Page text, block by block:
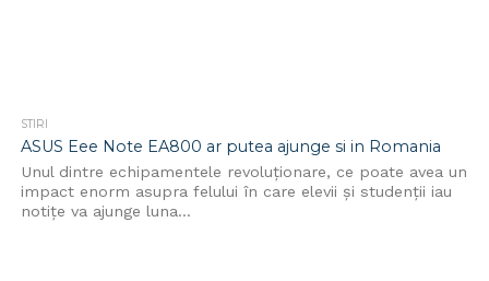
STIRI
ASUS Eee Note EA800 ar putea ajunge si in Romania
Unul dintre echipamentele revoluționare, ce poate avea un
impact enorm asupra felului în care elevii și studenții iau
notițe va ajunge luna...